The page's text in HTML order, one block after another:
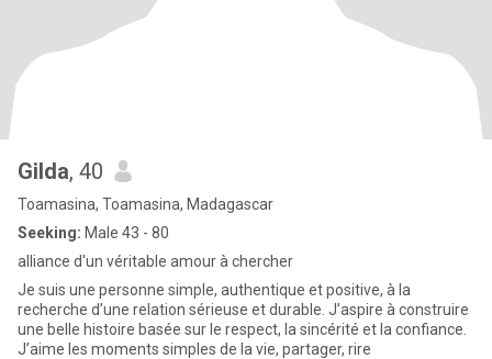
Gilda, 40
Toamasina, Toamasina, Madagascar
Seeking: Male 43 - 80
alliance d'un véritable amour à chercher
Je suis une personne simple, authentique et positive, à la
recherche d’une relation sérieuse et durable. J’aspire à construire
une belle histoire basée sur le respect, la sincérité et la confiance.
J’aime les moments simples de la vie, partager, rire